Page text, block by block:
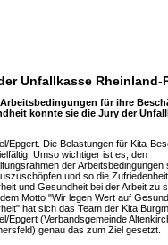
Unfallkasse Rheinland-
für ihre
konnte sie die Jury der
Epgert. Die Belastungen für Kita-
Umso wichtiger ist es, den
der Arbeitsbedingungen
und so die Zufriedenheit,
und Gesundheit bei der Arbeit zu
Motto "Wir legen Wert auf
hat sich das Team der Kita
Epgert (Verbandsgemeinde
genau das zum Ziel gesetzt.